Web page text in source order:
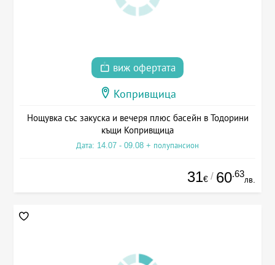
виж офертата
Копривщица
Нощувка със закуска и вечеря плюс басейн в Тодорини
къщи Копривщица
Дата: 14.07 - 09.08 + полупансион
31€ / 60.63
лв.